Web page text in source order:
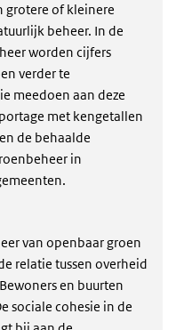
grotere of kleinere
beheer. In de
worden cijfers
verder te
meedoen aan deze
met kengetallen
de behaalde
in
van openbaar groen
relatie tussen overheid
en buurten
sociale cohesie in de